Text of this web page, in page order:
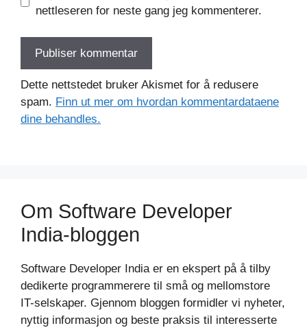
nettleseren for neste gang jeg kommenterer.
Dette nettstedet bruker Akismet for å redusere
spam. Finn ut mer om hvordan kommentardataene
dine behandles.
Om Software Developer
India-bloggen
Software Developer India er en ekspert på å tilby
dedikerte programmerere til små og mellomstore
IT-selskaper. Gjennom bloggen formidler vi nyheter,
nyttig informasjon og beste praksis til interesserte